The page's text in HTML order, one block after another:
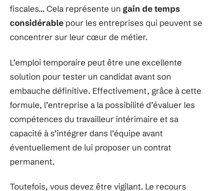
fiscales… Cela représente un gain de temps
considérable pour les entreprises qui peuvent se
concentrer sur leur cœur de métier.
L’emploi temporaire peut être une excellente
solution pour tester un candidat avant son
embauche définitive. Effectivement, grâce à cette
formule, l’entreprise a la possibilité d’évaluer les
compétences du travailleur intérimaire et sa
capacité à s’intégrer dans l’équipe avant
éventuellement de lui proposer un contrat
permanent.
Toutefois, vous devez être vigilant. Le recours